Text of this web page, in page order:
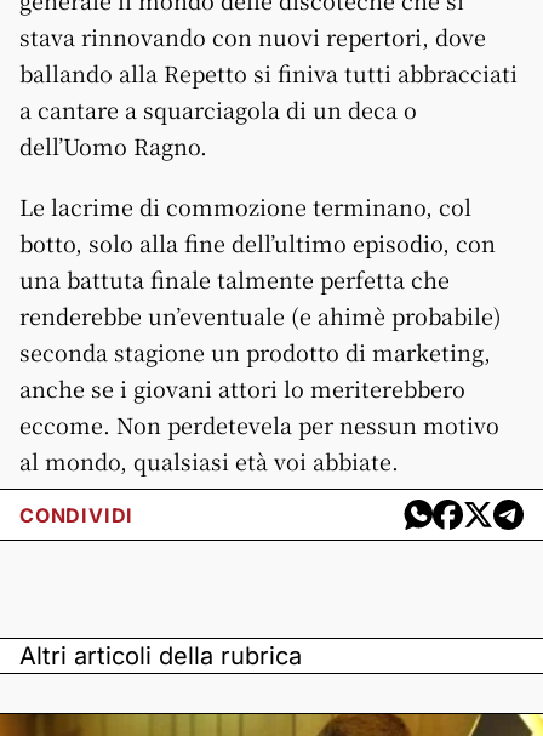
stava rinnovando con nuovi repertori, dove
ballando alla Repetto si finiva tutti abbracciati
a cantare a squarciagola di un deca o
dell’Uomo Ragno.
Le lacrime di commozione terminano, col
botto, solo alla fine dell’ultimo episodio, con
una battuta finale talmente perfetta che
renderebbe un’eventuale (e ahimè probabile)
seconda stagione un prodotto di marketing,
anche se i giovani attori lo meriterebbero
eccome. Non perdetevela per nessun motivo
al mondo, qualsiasi età voi abbiate.
CONDIVIDI
Altri articoli della rubrica